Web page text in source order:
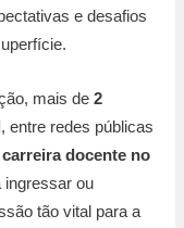
e desafios
mais de2
, entre redes públicas
docente no
ingressar ou
tão vital para a